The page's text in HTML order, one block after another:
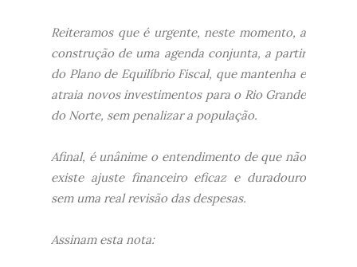
Reiteramos que é urgente, neste momento, a
construção de uma agenda conjunta, a partir
do Plano de Equilíbrio Fiscal, que mantenha e
atraia novos investimentos para o Rio Grande
do Norte, sem penalizar a população.
Afinal, é unânime o entendimento de que não
existe ajuste financeiro eficaz e duradouro
sem uma real revisão das despesas.
Assinam esta nota: